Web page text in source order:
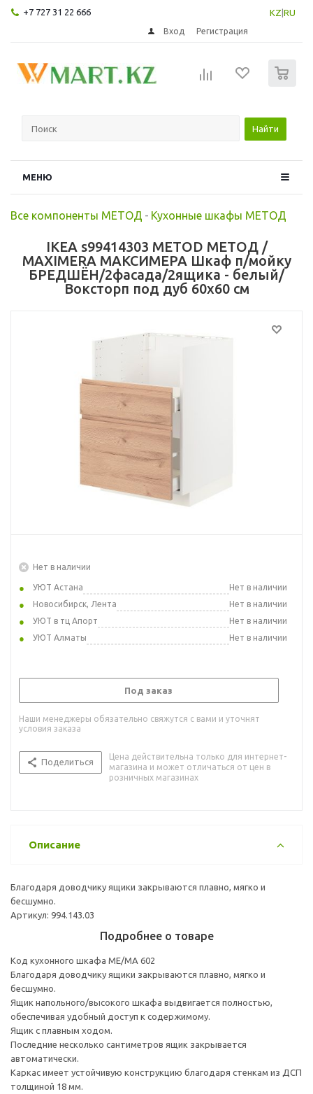
+7 727 31 22 666 KZ RU
Вход Регистрация
Найти
МЕНЮ
Все компоненты МЕТОД - Кухонные шкафы МЕТОД
IKEA s99414303 METOD МЕТОД /
MAXIMERA МАКСИМЕРА Шкаф п/мойку
БРЕДШЁН/2фасада/2ящика - белый/
Воксторп под дуб 60x60 см
Нет в наличии
УЮТ Астана
Нет в наличии
Новосибирск, Лента
Нет в наличии
УЮТ в тц Апорт
Нет в наличии
УЮТ Алматы
Нет в наличии
Под заказ
Наши менеджеры обязательно свяжутся с вами и уточнят
условия заказа
Поделиться
Цена действительна только для интернет-
магазина и может отличаться от цен в
розничных магазинах
Описание
Благодаря доводчику ящики закрываются плавно, мягко и
бесшумно.
Артикул: 994.143.03
Подробнее о товаре
Код кухонного шкафа ME/MA 602
Благодаря доводчику ящики закрываются плавно, мягко и
бесшумно.
Ящик напольного/высокого шкафа выдвигается полностью,
обеспечивая удобный доступ к содержимому.
Ящик с плавным ходом.
Последние несколько сантиметров ящик закрывается
автоматически.
Каркас имеет устойчивую конструкцию благодаря стенкам из ДСП
толщиной 18 мм.